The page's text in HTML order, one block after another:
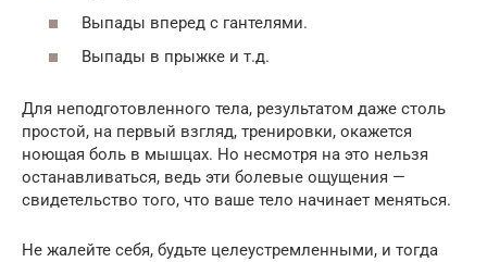
Выпады вперед с гантелями.
Выпады в прыжке и т.д.
Для неподготовленного тела, результатом даже столь
простой, на первый взгляд, тренировки, окажется
ноющая боль в мышцах. Но несмотря на это нельзя
останавливаться, ведь эти болевые ощущения —
свидетельство того, что ваше тело начинает меняться.
Не жалейте себя, будьте целеустремленными, и тогда